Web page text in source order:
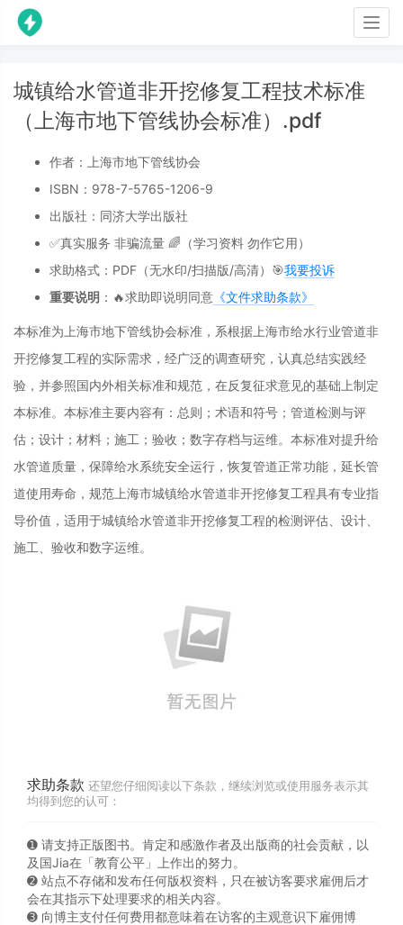
城镇给水管道非开挖修复工程技术标准
（上海市地下管线协会标准）.pdf
作者：上海市地下管线协会
ISBN：978-7-5765-1206-9
出版社：同济大学出版社
✅真实服务 非骗流量 🌈（学习资料 勿作它用）
求助格式：PDF（无水印/扫描版/高清）🎯我要投诉
重要说明 ：🔥求助即说明同意 《文件求助条款》
本标准为上海市地下管线协会标准，系根据上海市给水行业管道非
开挖修复工程的实际需求，经广泛的调查研究，认真总结实践经
验，并参照国内外相关标准和规范，在反复征求意见的基础上制定
本标准。本标准主要内容有：总则；术语和符号；管道检测与评
估；设计；材料；施工；验收；数字存档与运维。本标准对提升给
水管道质量，保障给水系统安全运行，恢复管道正常功能，延长管
道使用寿命，规范上海市城镇给水管道非开挖修复工程具有专业指
导价值，适用于城镇给水管道非开挖修复工程的检测评估、设计、
施工、验收和数字运维。
求助条款 还望您仔细阅读以下条款，继续浏览或使用服务表示其
均得到您的认可：
➊️ 请支持正版图书。肯定和感激作者及出版商的社会贡献，以
及国Jia在「教育公平」上作出的努力。
➋️ 站点不存储和发布任何版权资料，只在被访客要求雇佣后才
会在其指示下处理要求的相关内容。
➌️ 向博主支付任何费用都意味着在访客的主观意识下雇佣博